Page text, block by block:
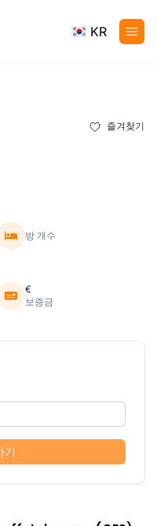
KR
즐겨찾기
방 개수
€
보증금
기